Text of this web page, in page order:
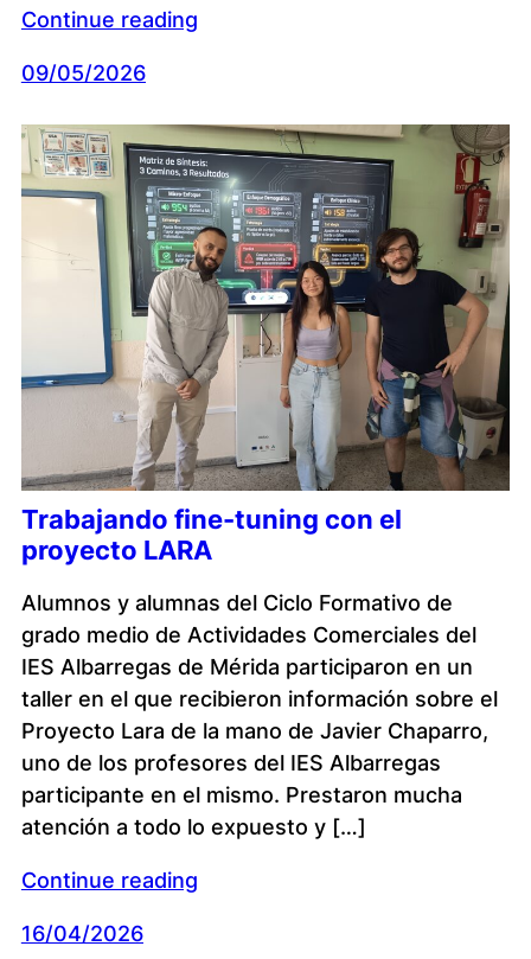
Continue reading
09/05/2026
Trabajando fine-tuning con el
proyecto LARA
Alumnos y alumnas del Ciclo Formativo de
grado medio de Actividades Comerciales del
IES Albarregas de Mérida participaron en un
taller en el que recibieron información sobre el
Proyecto Lara de la mano de Javier Chaparro,
uno de los profesores del IES Albarregas
participante en el mismo. Prestaron mucha
atención a todo lo expuesto y […]
Continue reading
16/04/2026